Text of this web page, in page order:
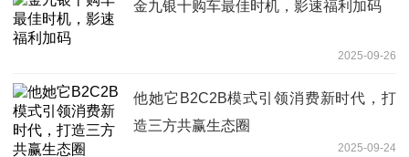
金九银十购车最佳时机，影速福利加码
2025-09-26
他她它B2C2B模式引领消费新时代，打
造三方共赢生态圈
2025-09-24